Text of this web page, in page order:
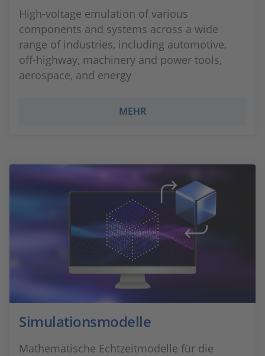
High-voltage emulation of various
components and systems across a wide
range of industries, including automotive,
off-highway, machinery and power tools,
aerospace, and energy
MEHR
Simulationsmodelle
Mathematische Echtzeitmodelle für die